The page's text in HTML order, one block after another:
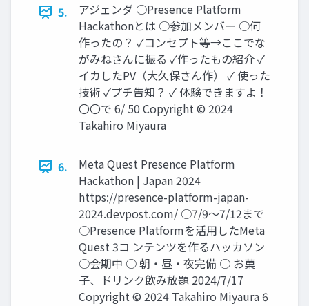
5.
アジェンダ ○Presence Platform
Hackathonとは ○参加メンバー ○何
作ったの？ ✓コンセプト等→ここでな
がみねさんに振る ✓作ったもの紹介 ✓
イカしたPV（大久保さん作） ✓ 使った
技術 ✓プチ告知？ ✓ 体験できますよ！
〇〇で 6/ 50 Copyright © 2024
Takahiro Miyaura
6.
Meta Quest Presence Platform
Hackathon | Japan 2024
https://presence-platform-japan-
2024.devpost.com/ ○7/9～7/12まで
○Presence Platformを活用したMeta
Quest 3コ ンテンツを作るハッカソン
○会期中 ○ 朝・昼・夜完備 ○ お菓
子、ドリンク飲み放題 2024/7/17
Copyright © 2024 Takahiro Miyaura 6